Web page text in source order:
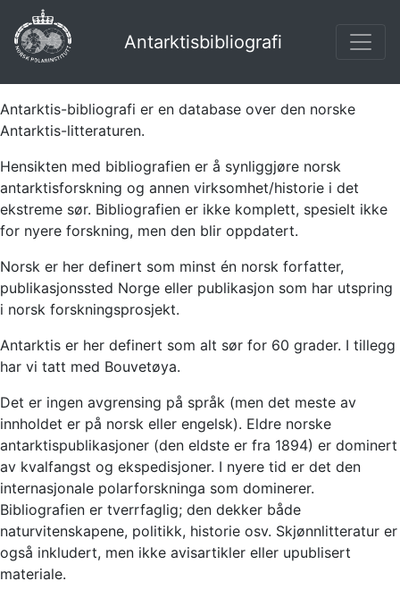
Antarktisbibliografi
Antarktis-bibliografi er en database over den norske
Antarktis-litteraturen.
Hensikten med bibliografien er å synliggjøre norsk
antarktisforskning og annen virksomhet/historie i det
ekstreme sør. Bibliografien er ikke komplett, spesielt ikke
for nyere forskning, men den blir oppdatert.
Norsk er her definert som minst én norsk forfatter,
publikasjonssted Norge eller publikasjon som har utspring
i norsk forskningsprosjekt.
Antarktis er her definert som alt sør for 60 grader. I tillegg
har vi tatt med Bouvetøya.
Det er ingen avgrensing på språk (men det meste av
innholdet er på norsk eller engelsk). Eldre norske
antarktispublikasjoner (den eldste er fra 1894) er dominert
av kvalfangst og ekspedisjoner. I nyere tid er det den
internasjonale polarforskninga som dominerer.
Bibliografien er tverrfaglig; den dekker både
naturvitenskapene, politikk, historie osv. Skjønnlitteratur er
også inkludert, men ikke avisartikler eller upublisert
materiale.